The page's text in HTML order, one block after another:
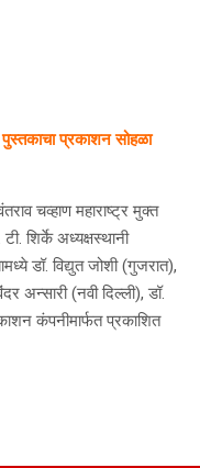
पुस्तकाचा प्रकाशन सोहळा
चव्हाण महाराष्ट्र मुक्त
शिर्के अध्यक्षस्थानी
डॉ. विद्युत जोशी (गुजरात),
अन्सारी (नवी दिल्ली), डॉ.
कंपनीमार्फत प्रकाशित